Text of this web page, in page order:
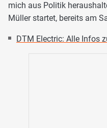
mich aus Politik
Müller startet, bereits am
DTM Electric: Alle Infos